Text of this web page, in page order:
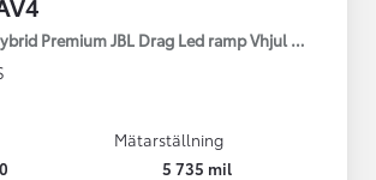
Premium JBL Drag Led ramp Vhjul motorv
Mätarställning
5 735 mil